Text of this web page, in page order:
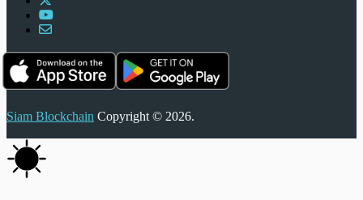
Siam Blockchain Copyright © 2026.